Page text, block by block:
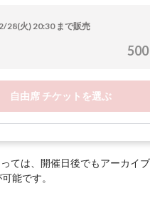
2/28(火) 20:30 まで販売
自由席 チケットを選ぶ
ては、開催日後でもアーカイ
能です。